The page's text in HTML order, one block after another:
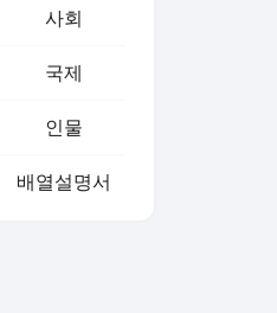
사회
국제
인물
배열설명서